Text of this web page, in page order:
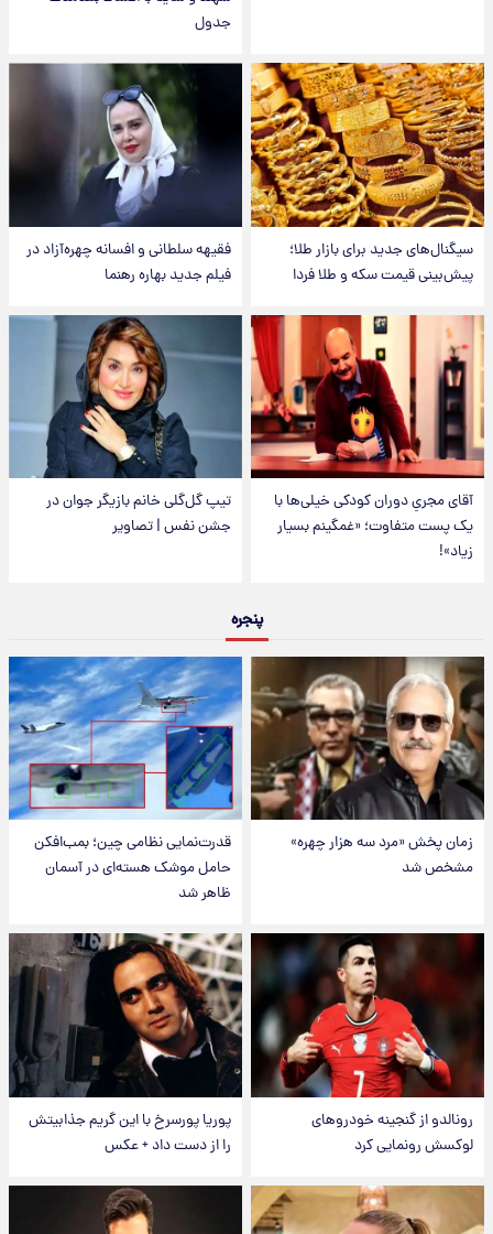
جدول
سیگنال‌های جدید برای بازار طلا؛
پیش‌بینی قیمت سکه و طلا فردا
فقیهه سلطانی و افسانه چهره‌آزاد در
فیلم جدید بهاره رهنما
آقای مجریِ دوران کودکی خیلی‌ها با
یک پست متفاوت؛ «غمگینم بسیار
زیاد»!
تیپ گل‌گلی خانم بازیگر جوان در
جشن نفس | تصاویر
پنجره
زمان پخش «مرد سه هزار چهره»
مشخص شد
قدرت‌نمایی نظامی چین؛ بمب‌افکن
حامل موشک هسته‌ای در آسمان
ظاهر شد
رونالدو از گنجینه خودروهای
لوکسش رونمایی کرد
پوریا پورسرخ با این گریم جذابیتش
را از دست داد + عکس